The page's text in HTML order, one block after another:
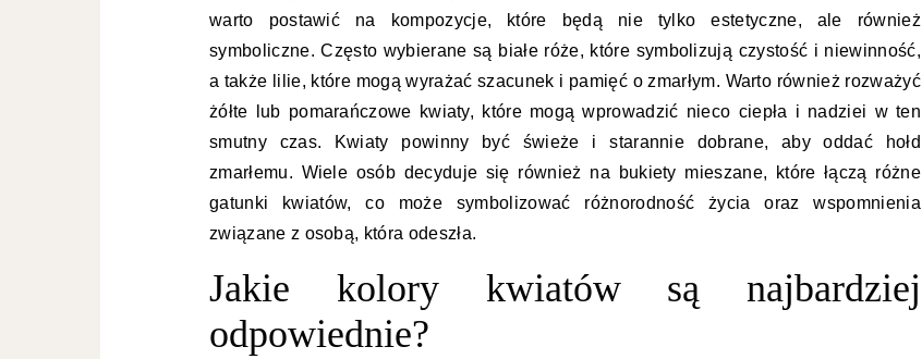
warto postawić na kompozycje, które będą nie tylko estetyczne, ale również
symboliczne. Często wybierane są białe róże, które symbolizują czystość i niewinność,
a także lilie, które mogą wyrażać szacunek i pamięć o zmarłym. Warto również rozważyć
żółte lub pomarańczowe kwiaty, które mogą wprowadzić nieco ciepła i nadziei w ten
smutny czas. Kwiaty powinny być świeże i starannie dobrane, aby oddać hołd
zmarłemu. Wiele osób decyduje się również na bukiety mieszane, które łączą różne
gatunki kwiatów, co może symbolizować różnorodność życia oraz wspomnienia
związane z osobą, która odeszła.
Jakie kolory kwiatów są najbardziej
odpowiednie?